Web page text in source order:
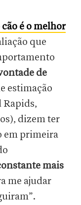
cão é o melhor
que
de
estimação
Rapids,
dizem ter
em primeira
mais
me ajudar